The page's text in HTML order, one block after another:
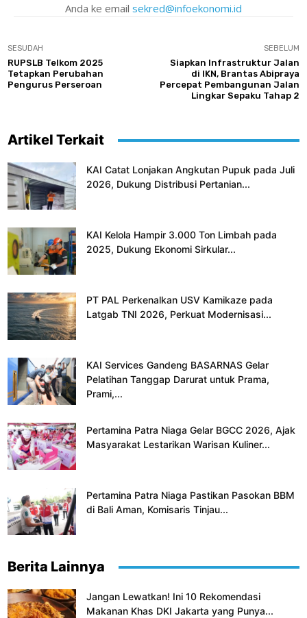
Anda ke email sekred@infoekonomi.id
SESUDAH
RUPSLB Telkom 2025
Tetapkan Perubahan
Pengurus Perseroan
SEBELUM
Siapkan Infrastruktur Jalan
di IKN, Brantas Abipraya
Percepat Pembangunan Jalan
Lingkar Sepaku Tahap 2
Artikel Terkait
KAI Catat Lonjakan Angkutan Pupuk pada Juli
2026, Dukung Distribusi Pertanian...
KAI Kelola Hampir 3.000 Ton Limbah pada
2025, Dukung Ekonomi Sirkular...
PT PAL Perkenalkan USV Kamikaze pada
Latgab TNI 2026, Perkuat Modernisasi...
KAI Services Gandeng BASARNAS Gelar
Pelatihan Tanggap Darurat untuk Prama,
Prami,...
Pertamina Patra Niaga Gelar BGCC 2026, Ajak
Masyarakat Lestarikan Warisan Kuliner...
Pertamina Patra Niaga Pastikan Pasokan BBM
di Bali Aman, Komisaris Tinjau...
Berita Lainnya
Jangan Lewatkan! Ini 10 Rekomendasi
Makanan Khas DKI Jakarta yang Punya...